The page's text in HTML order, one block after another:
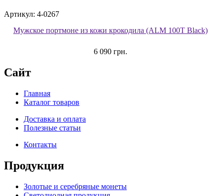
Артикул: 4-0267
Мужское портмоне из кожи крокодила (ALM 100T Black)
6 090 грн.
Сайт
Главная
Каталог товаров
Доставка и оплата
Полезные статьи
Контакты
Продукция
Золотые и серебряные монеты